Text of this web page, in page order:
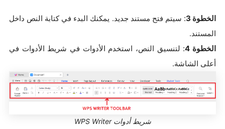
الخطوة 3
: سيتم فتح مستند جديد. يمكنك البدء في كتابة النص داخل
المستند.
الخطوة 4
: لتنسيق النص، استخدم الأدوات في شريط الأدوات في
أعلى الشاشة.
شريط أدوات WPS Writer